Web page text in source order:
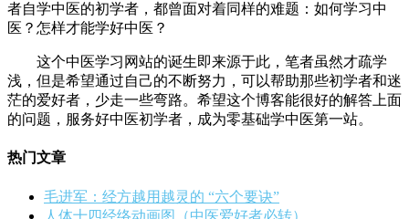
者自学中医的初学者，都曾面对着同样的难题：如何学习中
医？怎样才能学好中医？
这个中医学习网站的诞生即来源于此，笔者虽然才疏学
浅，但是希望通过自己的不断努力，可以帮助那些初学者和迷
茫的爱好者，少走一些弯路。希望这个博客能很好的解答上面
的问题，服务好中医初学者，成为零基础学中医第一站。
热门文章
毛进军：经方越用越灵的 “六个要诀”
人体十四经络动画图（中医爱好者必转）